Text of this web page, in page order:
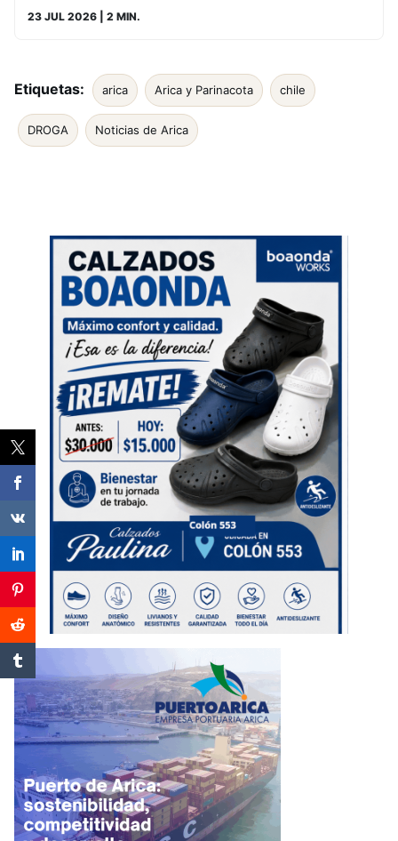
23 JUL 2026 | 2 MIN.
Etiquetas: arica Arica y Parinacota chile
DROGA Noticias de Arica